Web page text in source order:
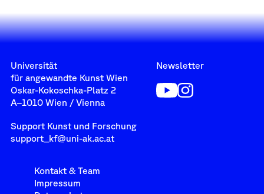
Universität
für angewandte Kunst Wien
Oskar-Kokoschka-Platz 2
A–1010 Wien / Vienna
Support Kunst und Forschung
support_kf@uni-ak.ac.at
Newsletter
Kontakt & Team
Impressum